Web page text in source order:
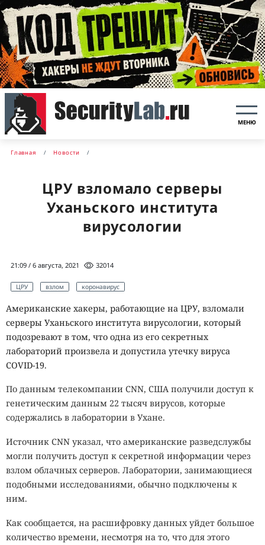
МЕНЮ
Главная Новости
ЦРУ взломало серверы
Уханьского института
вирусологии
21:09 / 6 августа, 2021 32014
ЦРУ взлом коронавирус
Американские хакеры, работающие на ЦРУ, взломали
серверы Уханьского института вирусологии, который
подозревают в том, что одна из его секретных
лабораторий произвела и допустила утечку вируса
COVID-19.
По данным телекомпании CNN, США получили доступ к
генетическим данным 22 тысяч вирусов, которые
содержались в лаборатории в Ухане.
Источник CNN указал, что американские разведслужбы
могли получить доступ к секретной информации через
взлом облачных серверов. Лаборатории, занимающиеся
подобными исследованиями, обычно подключены к
ним.
Как сообщается, на расшифровку данных уйдет большое
количество времени, несмотря на то, что для этого